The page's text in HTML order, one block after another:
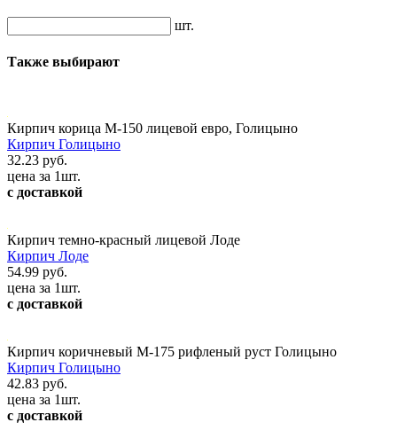
шт.
Также выбирают
Кирпич корица М-150 лицевой евро, Голицыно
Кирпич Голицыно
32.23 руб.
цена за 1шт.
с доставкой
Кирпич темно-красный лицевой Лоде
Кирпич Лоде
54.99 руб.
цена за 1шт.
с доставкой
Кирпич коричневый М-175 рифленый руст Голицыно
Кирпич Голицыно
42.83 руб.
цена за 1шт.
с доставкой